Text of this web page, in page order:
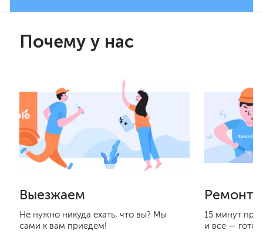
Почему у нас
Выезжаем
Не нужно никуда ехать, что вы? Мы
сами к вам приедем!
15 минут
и все —